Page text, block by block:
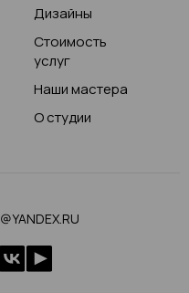
Дизайны
Стоимость
услуг
Наши мастера
О студии